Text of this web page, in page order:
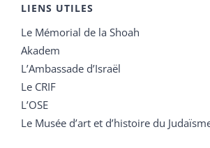
LIENS UTILES
Le Mémorial de la Shoah
Akadem
L’Ambassade d’Israël
Le CRIF
L’OSE
Le Musée d’art et d’histoire du